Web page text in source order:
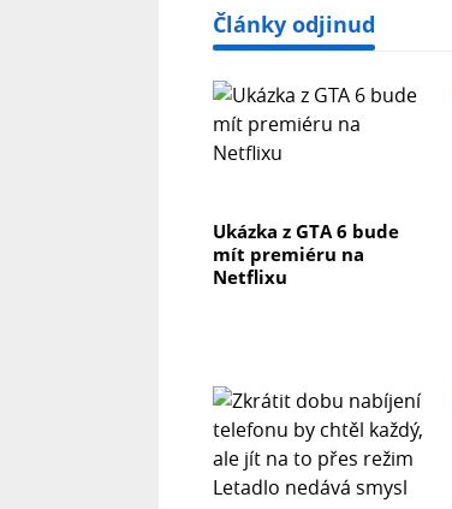
Články odjinud
Ukázka z GTA 6 bude
mít premiéru na
Netflixu